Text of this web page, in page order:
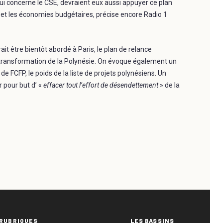
le CSE, devraient eux aussi appuyer ce plan
les économies budgétaires, précise encore Radio 1
être bientôt abordé à Paris, le plan de relance
de la Polynésie. On évoque également un
FCFP, le poids de la liste de projets polynésiens. Un
but d’ « effacer tout l’effort de désendettement» de la
RUBRIQUES LES BASSINS